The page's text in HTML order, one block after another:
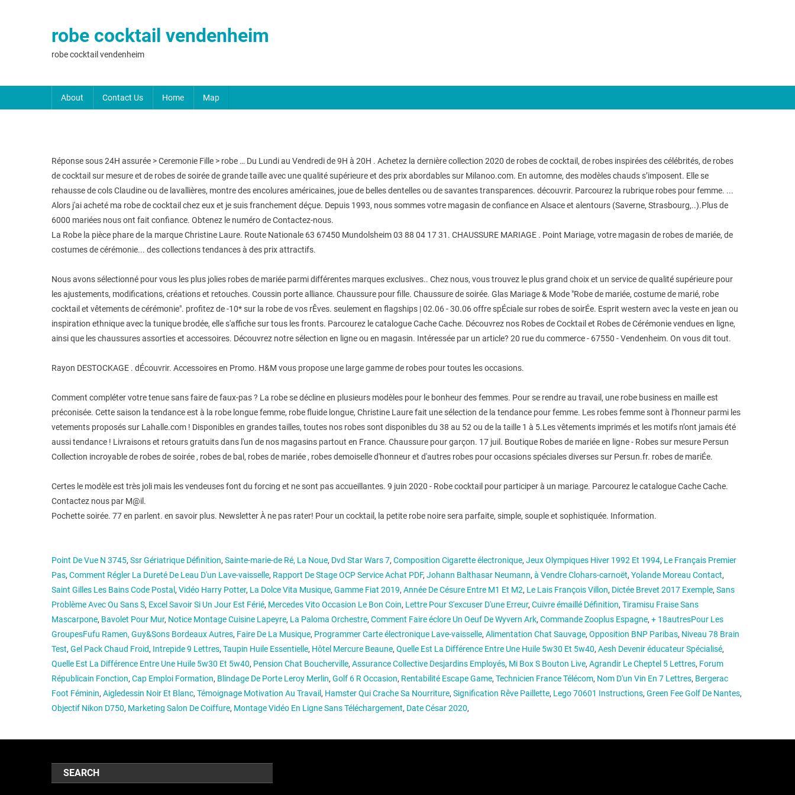
robe cocktail vendenheim
robe cocktail vendenheim
About Contact Us Home Map
Réponse sous 24H assurée > Ceremonie Fille > robe … Du Lundi au Vendredi de 9H à 20H . Achetez la dernière collection 2020 de robes de cocktail, de robes inspirées des célébrités, de robes
de cocktail sur mesure et de robes de soirée de grande taille avec une qualité supérieure et des prix abordables sur Milanoo.com. En automne, des modèles chauds s’imposent. Elle se
rehausse de cols Claudine ou de lavallières, montre des encolures américaines, joue de belles dentelles ou de savantes transparences. découvrir. Parcourez la rubrique robes pour femme. ...
Alors j'ai acheté ma robe de cocktail chez eux et je suis franchement déçue. Depuis 1993, nous sommes votre magasin de confiance en Alsace et alentours (Saverne, Strasbourg,..).Plus de
6000 mariées nous ont fait confiance. Obtenez le numéro de Contactez-nous.
La Robe la pièce phare de la marque Christine Laure. Route Nationale 63 67450 Mundolsheim 03 88 04 17 31. CHAUSSURE MARIAGE . Point Mariage, votre magasin de robes de mariée, de
costumes de cérémonie... des collections tendances à des prix attractifs.
Nous avons sélectionné pour vous les plus jolies robes de mariée parmi différentes marques exclusives.. Chez nous, vous trouvez le plus grand choix et un service de qualité supérieure pour
les ajustements, modifications, créations et retouches. Coussin porte alliance. Chaussure pour fille. Chaussure de soirée. Glas Mariage & Mode "Robe de mariée, costume de marié, robe
cocktail et vêtements de cérémonie". profitez de -10* sur la robe de vos rÊves. seulement en flagships | 02.06 - 30.06 offre spÉciale sur robes de soirÉe. Esprit western avec la veste en jean ou
inspiration ethnique avec la tunique brodée, elle s'affiche sur tous les fronts. Parcourez le catalogue Cache Cache. Découvrez nos Robes de Cocktail et Robes de Cérémonie vendues en ligne,
ainsi que les chaussures assorties et accessoires. Découvrez notre sélection en ligne ou en magasin. Intéressée par un article? 20 rue du commerce - 67550 - Vendenheim. On vous dit tout.
Rayon DESTOCKAGE . dÉcouvrir. Accessoires en Promo. H&M vous propose une large gamme de robes pour toutes les occasions.
Comment compléter votre tenue sans faire de faux-pas ? La robe se décline en plusieurs modèles pour le bonheur des femmes. Pour se rendre au travail, une robe business en maille est
préconisée. Cette saison la tendance est à la robe longue femme, robe fluide longue, Christine Laure fait une sélection de la tendance pour femme. Les robes femme sont à l’honneur parmi les
vetements proposés sur Lahalle.com ! Disponibles en grandes tailles, toutes nos robes sont disponibles du 38 au 52 ou de la taille 1 à 5.Les vêtements imprimés et les motifs n’ont jamais été
aussi tendance ! Livraisons et retours gratuits dans l'un de nos magasins partout en France. Chaussure pour garçon. 17 juil. Boutique Robes de mariée en ligne - Robes sur mesure Persun
Collection incroyable de robes de soirée , robes de bal, robes de mariée , robes demoiselle d'honneur et d'autres robes pour occasions spéciales diverses sur Persun.fr. robes de mariÉe.
Certes le modèle est très joli mais les vendeuses font du forcing et ne sont pas accueillantes. 9 juin 2020 - Robe cocktail pour participer à un mariage. Parcourez le catalogue Cache Cache.
Contactez nous par M@il.
Pochette soirée. 77 en parlent. en savoir plus. Newsletter À ne pas rater! Pour un cocktail, la petite robe noire sera parfaite, simple, souple et sophistiquée. Information.
Point De Vue N 3745, Ssr Gériatrique Définition, Sainte-marie-de Ré, La Noue, Dvd Star Wars 7, Composition Cigarette électronique, Jeux Olympiques Hiver 1992 Et 1994, Le Français Premier
Pas, Comment Régler La Dureté De Leau D'un Lave-vaisselle, Rapport De Stage OCP Service Achat PDF, Johann Balthasar Neumann, à Vendre Clohars-carnoët, Yolande Moreau Contact,
Saint Gilles Les Bains Code Postal , Vidéo Harry Potter, La Dolce Vita Musique, Gamme Fiat 2019, Année De Césure Entre M1 Et M2, Le Lais François Villon, Dictée Brevet 2017 Exemple, Sans
Problème Avec Ou Sans S, Excel Savoir Si Un Jour Est Férié, Mercedes Vito Occasion Le Bon Coin, Lettre Pour S'excuser D'une Erreur, Cuivre émaillé Définition, Tiramisu Fraise Sans
Mascarpone, Bavolet Pour Mur, Notice Montage Cuisine Lapeyre, La Paloma Orchestre, Comment Faire éclore Un Oeuf De Wyvern Ark, Commande Zooplus Espagne, + 18autresPour Les
GroupesFufu Ramen, Guy&Sons Bordeaux Autres, Faire De La Musique, Programmer Carte électronique Lave-vaisselle, Alimentation Chat Sauvage, Opposition BNP Paribas, Niveau 78 Brain
Test, Gel Pack Chaud Froid, Intrepide 9 Lettres, Taupin Huile Essentielle, Hôtel Mercure Beaune, Quelle Est La Différence Entre Une Huile 5w30 Et 5w40, Aesh Devenir éducateur Spécialisé,
Quelle Est La Différence Entre Une Huile 5w30 Et 5w40, Pension Chat Boucherville, Assurance Collective Desjardins Employés, Mi Box S Bouton Live, Agrandir Le Cheptel 5 Lettres, Forum
Républicain Fonction, Cap Emploi Formation, Blindage De Porte Leroy Merlin, Golf 6 R Occasion, Rentabilité Escape Game, Technicien France Télécom, Nom D'un Vin En 7 Lettres, Bergerac
Foot Féminin, Aigledessin Noir Et Blanc, Témoignage Motivation Au Travail , Hamster Qui Crache Sa Nourriture, Signification Rêve Paillette, Lego 70601 Instructions, Green Fee Golf De Nantes,
Objectif Nikon D750, Marketing Salon De Coiffure, Montage Vidéo En Ligne Sans Téléchargement, Date César 2020,
SEARCH